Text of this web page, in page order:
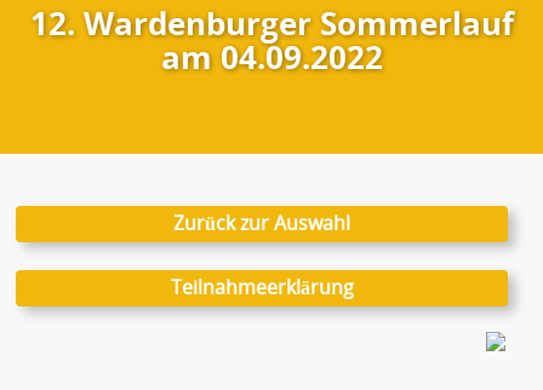
12. Wardenburger Sommerlauf
am 04.09.2022
Zurück zur Auswahl
Teilnahmeerklärung